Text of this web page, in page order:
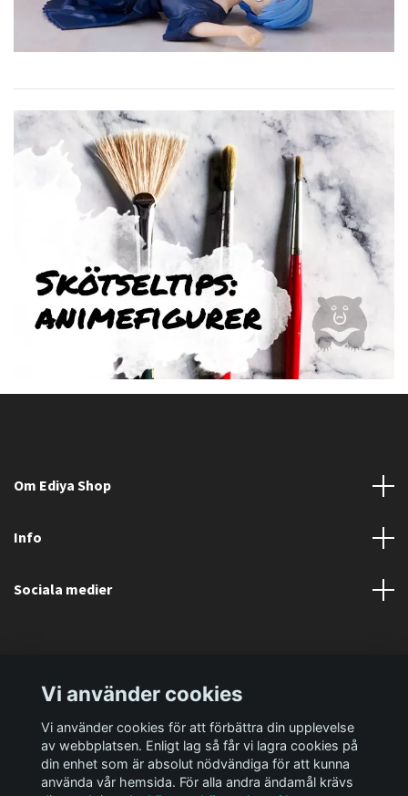
Om Ediya Shop
Info
Sociala medier
Vi använder cookies
Vi använder cookies för att förbättra din upplevelse
av webbplatsen. Enligt lag så får vi lagra cookies på
din enhet som är absolut nödvändiga för att kunna
använda vår hemsida. För alla andra ändamål krävs